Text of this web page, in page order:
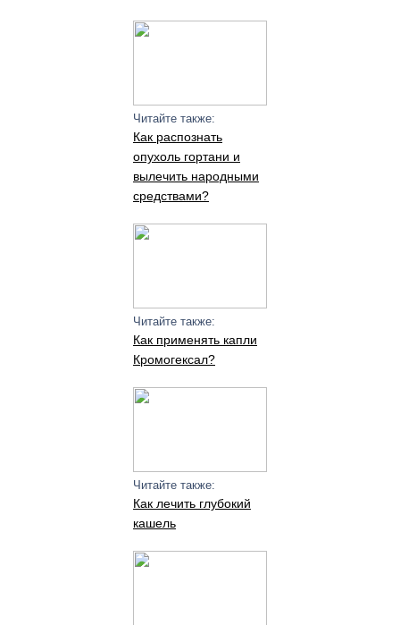
Читайте также:
Как распознать
опухоль гортани и
вылечить народными
средствами?
Читайте также:
Как применять капли
Кромогексал?
Читайте также:
Как лечить глубокий
кашель